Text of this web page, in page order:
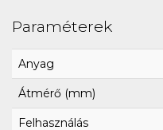
Paraméterek
Anyag
Átmérő (mm)
Felhasználás